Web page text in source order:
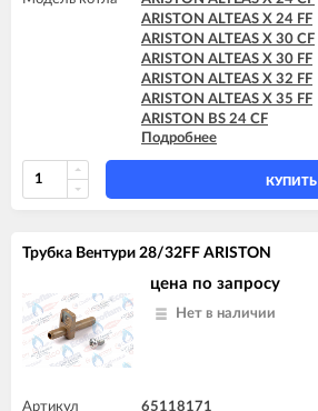
ARISTON ALTEAS X 24 FF
ARISTON ALTEAS X 30 CF
ARISTON ALTEAS X 30 FF
ARISTON ALTEAS X 32 FF
ARISTON ALTEAS X 35 FF
ARISTON BS 24 CF
ARISTON BS 24 FF
ARISTON BS II 15 FF
ARISTON BS II 24 CF
ARISTON BS II 24 CF-EU
ARISTON CARES X 15 FF
ARISTON CARES X 18 FF
ARISTON CARES X 24 FF
ARISTON CLAS 24 FF
Подробнее
КУПИТЬ
Трубка Вентури 28/32FF ARISTON
цена по запросу
Нет в наличии
Артикул 65118171